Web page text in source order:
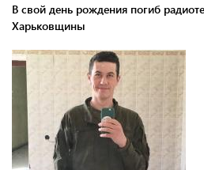
В свой день рождения погиб
Харьковщины